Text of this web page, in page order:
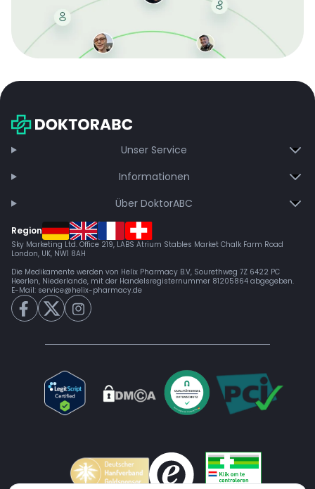
bei jeder Bestellung, erhalten schnelle Lieferung und
Unser Service
Informationen
Über DoktorABC
Region
Sky Marketing Ltd. Office 219, LABS Atrium Stables Market Chalk Farm Road
London, UK, NW1 8AH
Die Medikamente werden von Helix Pharmacy B.V, Sourethweg 7Z 6422 PC
Heerlen, Niederlande, mit der Handelsregisternummer 81205864 abgegeben.
E-Mail: service@helix-pharmacy.de